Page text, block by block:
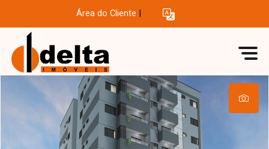
Área do Cliente